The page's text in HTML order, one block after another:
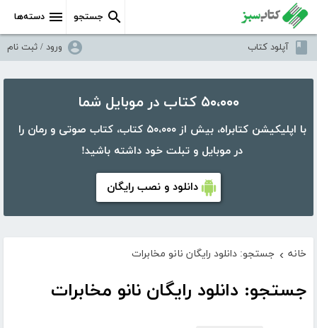
دسته‌ها جستجو
آپلود کتاب ورود / ثبت نام
۵۰،۰۰۰ کتاب در موبایل شما
با اپلیکیشن کتابراه، بیش از ۵۰،۰۰۰ کتاب، کتاب صوتی و رمان را
در موبایل و تبلت خود داشته باشید!
دانلود و نصب رایگان
خانه › جستجو: دانلود رایگان نانو مخابرات
جستجو: دانلود رایگان نانو مخابرات